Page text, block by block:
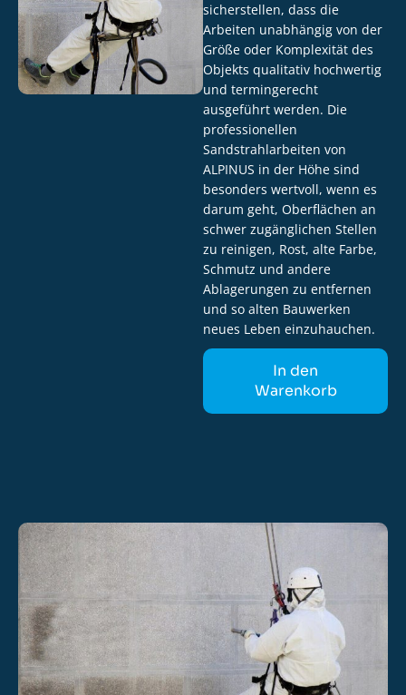
sicherstellen, dass die
Arbeiten unabhängig von der
Größe oder Komplexität des
Objekts qualitativ hochwertig
und termingerecht
ausgeführt werden. Die
professionellen
Sandstrahlarbeiten von
ALPINUS in der Höhe sind
besonders wertvoll, wenn es
darum geht, Oberflächen an
schwer zugänglichen Stellen
zu reinigen, Rost, alte Farbe,
Schmutz und andere
Ablagerungen zu entfernen
und so alten Bauwerken
neues Leben einzuhauchen.
In den
Warenkorb